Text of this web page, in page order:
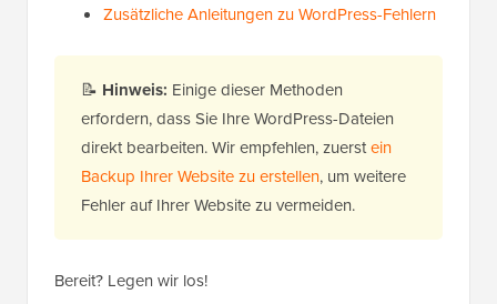
Zusätzliche Anleitungen zu WordPress-Fehlern
📝 Hinweis: Einige dieser Methoden
erfordern, dass Sie Ihre WordPress-Dateien
direkt bearbeiten. Wir empfehlen, zuerstein
Backup Ihrer Website zu erstellen, um weitere
Fehler auf Ihrer Website zu vermeiden.
Bereit? Legen wir los!